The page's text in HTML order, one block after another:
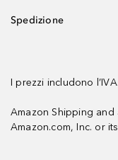
Spedizione
I prezzi includono
Amazon Shipping
Amazon.com, Inc. or